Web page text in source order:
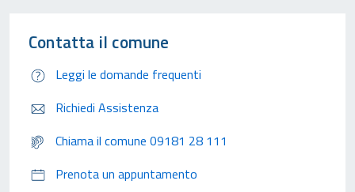
Contatta il comune
Leggi le domande frequenti
Richiedi Assistenza
Chiama il comune 09181 28 111
Prenota un appuntamento